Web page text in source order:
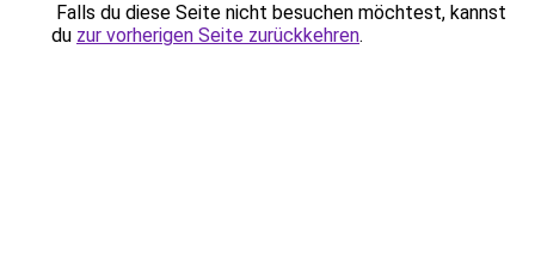
Falls du diese Seite nicht besuchen möchtest, kannst
du zur vorherigen Seite zurückkehren.